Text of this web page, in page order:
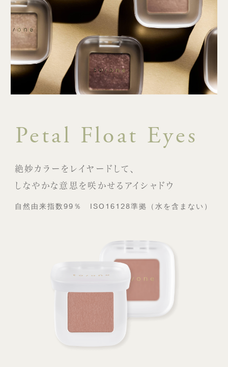
Petal Float Eyes
絶妙カラーをレイヤードして、
しなやかな意思を咲かせるアイシャドウ
自然由来指数99％ ISO16128準拠（水を含まない）